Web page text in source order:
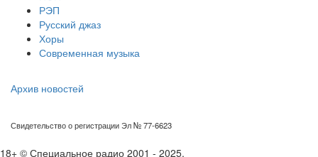
РЭП
Русский джаз
Хоры
Современная музыка
Архив новостей
Свидетельство о регистрации Эл № 77-6623
18+ © Специальное радио 2001 - 2025.